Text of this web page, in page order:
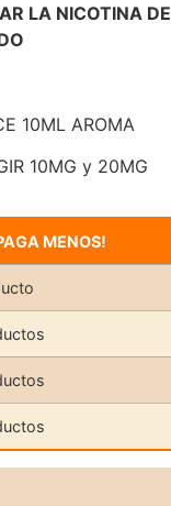
LA NICOTINA
10ML AROMA
10MG y 20MG
MENOS!